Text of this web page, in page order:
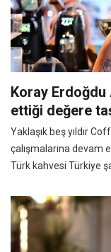
Koray Erdoğdu
ettiği değere
Yaklaşık beş yıldır
çalışmalarına devam
Türk kahvesi Türkiye